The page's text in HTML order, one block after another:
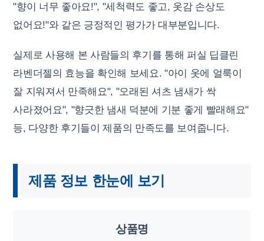
"향이 너무 좋아요!", "세척력도 좋고, 옷감 손상도
없어요!"와 같은 긍정적인 평가가 대부분입니다.
실제로 사용해 본 사람들의 후기를 통해 퍼실 딥클린
라벤더젤의 효능을 확인해 보세요. "아이 옷에 얼룩이
잘 지워져서 만족해요", "오래된 셔츠 냄새가 싹
사라졌어요", "향긋한 냄새 덕분에 기분 좋게 빨래해요"
등, 다양한 후기들이 제품의 만족도를 보여줍니다.
제품 정보 한눈에 보기
상품명